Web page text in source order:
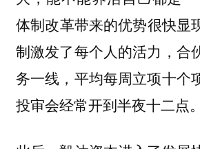
体制改革带来的优势很快
制激发了每个人的活力，合
务一线，平均每周立项十个
投审会经常开到半夜十二点。